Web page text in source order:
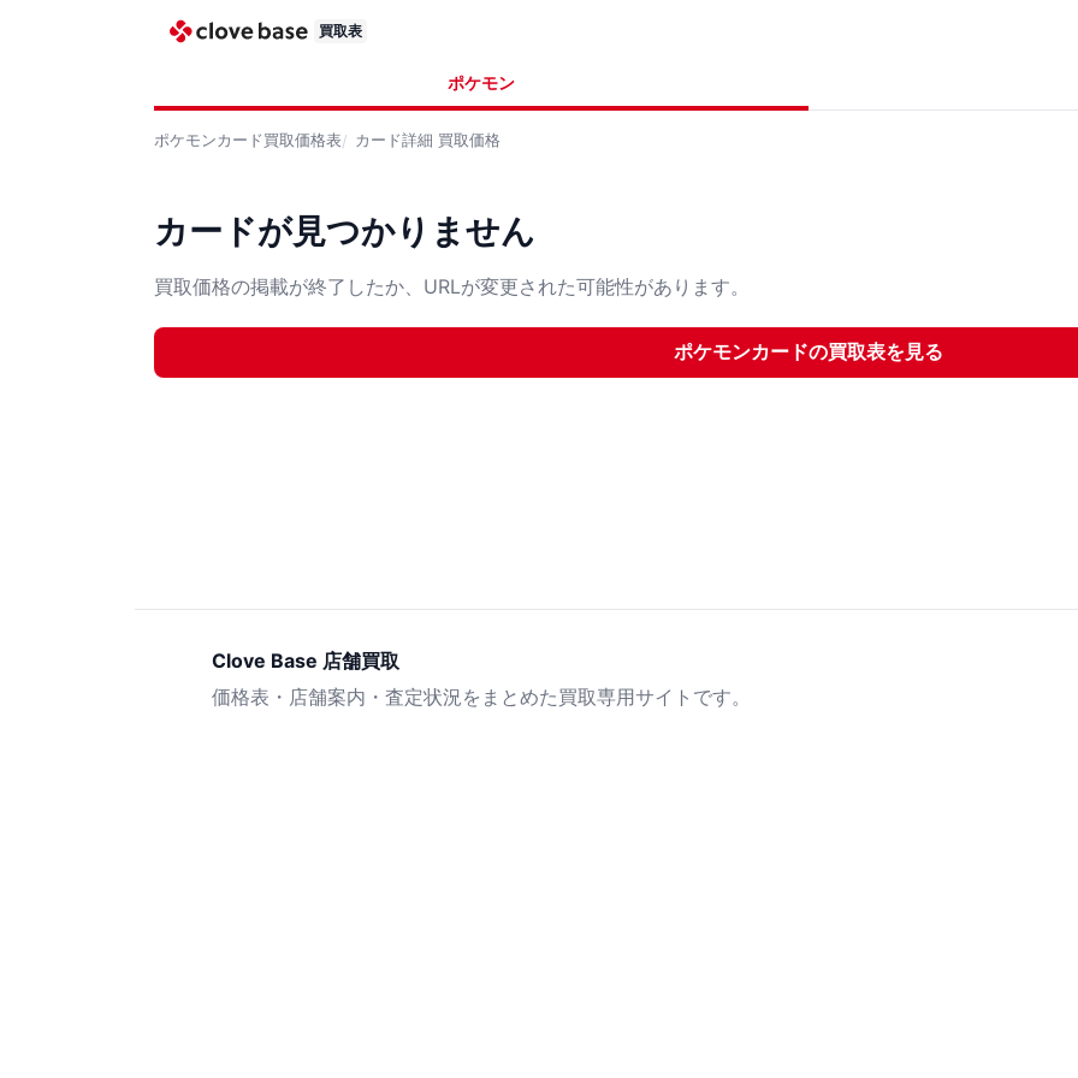
買取表
ポケモン
ポケモンカード買取価格表 カード詳細 買取価格
カードが見つかりません
買取価格の掲載が終了したか、URLが変更された可能性があります。
ポケモンカードの買取表を見る
Clove Base 店舗買取
価格表・店舗案内・査定状況をまとめた買取専用サイトです。